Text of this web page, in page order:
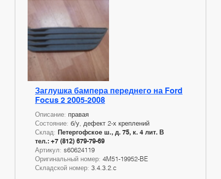
Заглушка бампера переднего на Ford
Focus 2 2005-2008
Описание: правая
Состояние: б/у, дефект 2-х креплений
Склад: Петергофское ш., д. 75, к. 4 лит. В
тел.: +7 (812) 679-79-69
Артикул: s60624119
Оригинальный номер: 4M51-19952-BE
Складской номер: 3.4.3.2.c